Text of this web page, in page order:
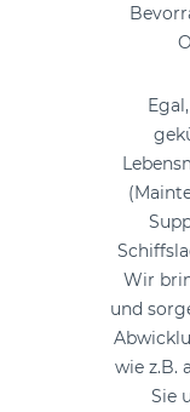
Wir
und
wie z.B.
Sie